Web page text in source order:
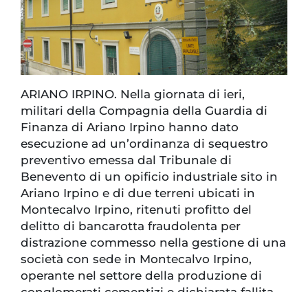
ARIANO IRPINO. Nella giornata di ieri,
militari della Compagnia della Guardia di
Finanza di Ariano Irpino hanno dato
esecuzione ad un’ordinanza di sequestro
preventivo emessa dal Tribunale di
Benevento di un opificio industriale sito in
Ariano Irpino e di due terreni ubicati in
Montecalvo Irpino, ritenuti profitto del
delitto di bancarotta fraudolenta per
distrazione commesso nella gestione di una
società con sede in Montecalvo Irpino,
operante nel settore della produzione di